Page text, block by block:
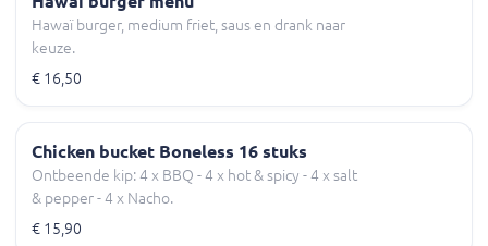
Hawaï burger, medium friet, saus en drank naar
keuze.
€ 16,50
Chicken bucket Boneless 16 stuks
Ontbeende kip: 4 x BBQ - 4 x hot & spicy - 4 x salt
& pepper - 4 x Nacho.
€ 15,90